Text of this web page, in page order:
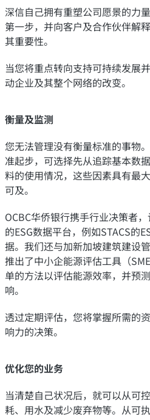
深信自己拥有重塑公司愿景的力
第一步，并向客户及合作伙伴解
其重要性。
当您将重点转向支持可持续发展
动企业及其整个网络的改变。
衡量及监测
您无法管理没有衡量标准的事物
准起步，可选择先从追踪基本数
料的使用情况，这些因素具有最
可及。
OCBC华侨银行携手行业决策者
的ESG数据平台，例如STACS的
据。我们还与加新加坡建筑建设
推出了中小企能源评估工具（
单的方法以评估能源效率，并预
响。
透过定期评估，您将掌握所需的
响力的决策。
优化您的业务
当清楚自己状况后，就可以从可
耗、用水及减少废弃物等。从可